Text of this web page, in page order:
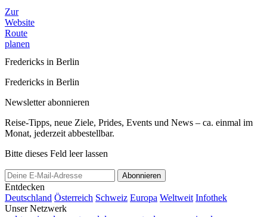
Zur
Website
Route
planen
Fredericks in Berlin
Fredericks in Berlin
Newsletter abonnieren
Reise-Tipps, neue Ziele, Prides, Events und News – ca. einmal im
Monat, jederzeit abbestellbar.
Bitte dieses Feld leer lassen
Abonnieren
Entdecken
Deutschland Österreich Schweiz Europa Weltweit Infothek
Unser Netzwerk